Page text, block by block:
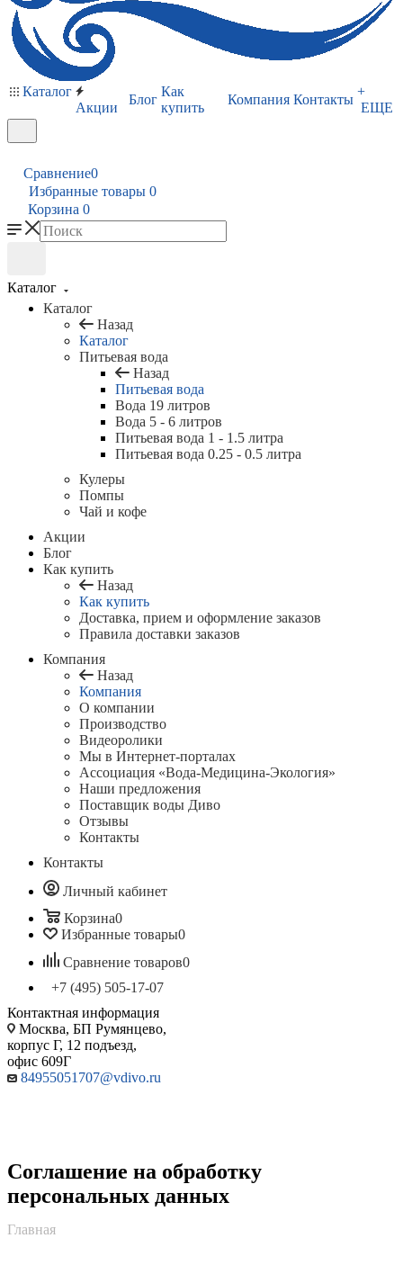
Каталог
Акции
Блог
Как
купить
Компания Контакты
+
ЕЩЕ
Сравнение0
Избранные товары 0
Корзина 0
Каталог
Каталог
Назад
Каталог
Питьевая вода
Назад
Питьевая вода
Вода 19 литров
Вода 5 - 6 литров
Питьевая вода 1 - 1.5 литра
Питьевая вода 0.25 - 0.5 литра
Кулеры
Помпы
Чай и кофе
Акции
Блог
Как купить
Назад
Как купить
Доставка, прием и оформление заказов
Правила доставки заказов
Компания
Назад
Компания
О компании
Производство
Видеоролики
Мы в Интернет-порталах
Ассоциация «Вода-Медицина-Экология»
Наши предложения
Поставщик воды Диво
Отзывы
Контакты
Контакты
Личный кабинет
Корзина0
Избранные товары0
Сравнение товаров0
+7 (495) 505-17-07
Контактная информация
Москва, БП Румянцево,
корпус Г, 12 подъезд,
офис 609Г
84955051707@vdivo.ru
Соглашение на обработку
персональных данных
Главная